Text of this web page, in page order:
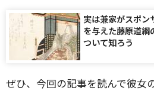
実は兼家がスポン
を与えた藤原道綱
ついて知ろう
ぜひ、今回の記事を読んで彼女